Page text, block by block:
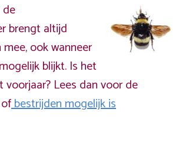
de
brengt altijd
ook wanneer
blijkt. Is het
voorjaar? Lees dan voor de
bestrijden mogelijk is